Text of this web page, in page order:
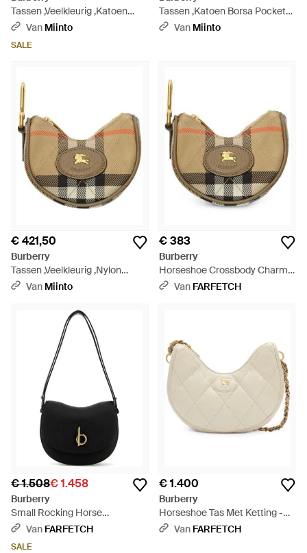
Tassen ,Veelkleurig ,Katoen
Kleine Chess Schoudertas -
Van Miinto
SALE
Tassen ,Katoen Borsa Pocket
Mini - Bruin
Van Miinto
€ 421,50
Burberry
Tassen ,Veelkleurig ,Nylon
Hoefijzer Crossbody Bedeltje -
Van Miinto
€ 383
Burberry
Horseshoe Crossbody Charme
- Naturel
Van FARFETCH
€ 1.508€ 1.458
Burberry
Small Rocking Horse
Schoudertas - Zwart
Van FARFETCH
SALE
€ 1.400
Burberry
Horseshoe Tas Met Ketting -
Naturel
Van FARFETCH